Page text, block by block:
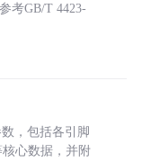
考GB/T 4423-
，包括各引脚
心数据，并附